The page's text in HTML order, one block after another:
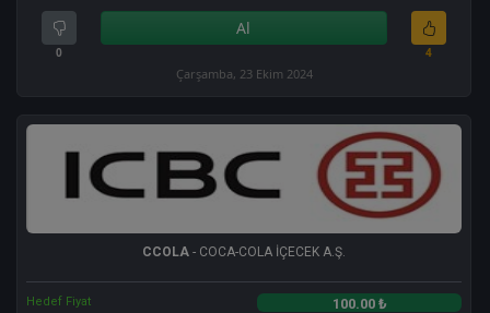
0
Al
4
Çarşamba, 23 Ekim 2024
CCOLA - COCA-COLA İÇECEK A.Ş.
Hedef Fiyat 100.00 ₺